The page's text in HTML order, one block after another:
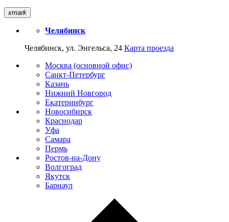
xmark
Челябинск
Челябинск, ул. Энгельса, 24 Карта проезда
Москва (основной офис)
Санкт-Петербург
Казань
Нижний Новгород
Екатеринбург
Новосибирск
Краснодар
Уфа
Самара
Пермь
Ростов-на-Дону
Волгоград
Якутск
Барнаул